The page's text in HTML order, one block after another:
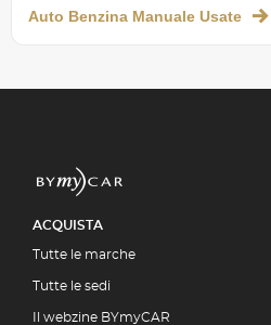
Auto Benzina Manuale Usate
ACQUISTA
Tutte le marche
Tutte le sedi
Il webzine BYmyCAR